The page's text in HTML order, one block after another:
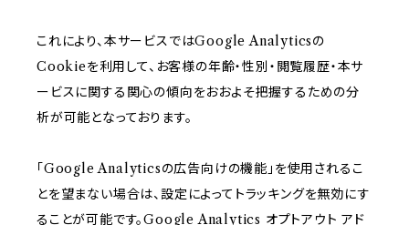
これにより、本サービスではGoogle Analyticsの
Cookieを利用して、お客様の年齢・性別・閲覧履歴・本サ
ービスに関する関心の傾向をおおよそ把握するための分
析が可能となっております。
「Google Analyticsの広告向けの機能」を使用されるこ
とを望まない場合は、設定によってトラッキングを無効にす
ることが可能です。Google Analytics オプトアウト アド